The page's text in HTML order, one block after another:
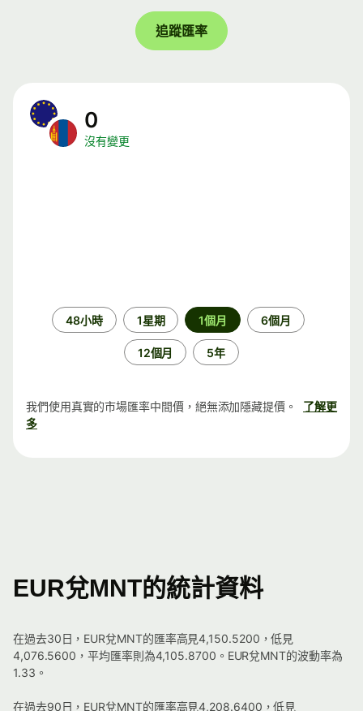
追蹤匯率
0
沒有變更
48小時 1星期 1個月 6個月
12個月 5年
我們使用真實的市場匯率中間價，絕無添加隱藏提價。
了解更
多
EUR兌MNT的統計資料
在過去30日，EUR兌MNT的匯率高見4,150.5200，低見
4,076.5600，平均匯率則為4,105.8700。EUR兌MNT的波動率為
1.33。
在過去90日，EUR兌MNT的匯率高見4,208.6400，低見